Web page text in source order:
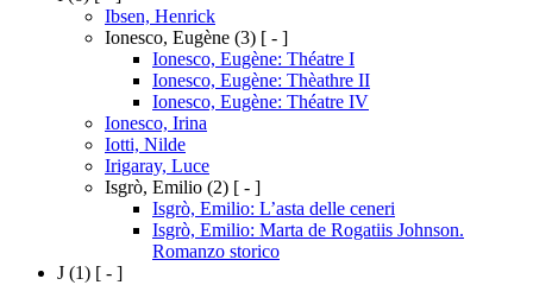
Ibsen, Henrick
Ionesco, Eugène (3) [ - ]
Ionesco, Eugène: Théatre I
Ionesco, Eugène: Thèathre II
Ionesco, Eugène: Théatre IV
Ionesco, Irina
Iotti, Nilde
Irigaray, Luce
Isgrò, Emilio (2) [ - ]
Isgrò, Emilio: L’asta delle ceneri
Isgrò, Emilio: Marta de Rogatiis Johnson.
Romanzo storico
J (1) [ - ]